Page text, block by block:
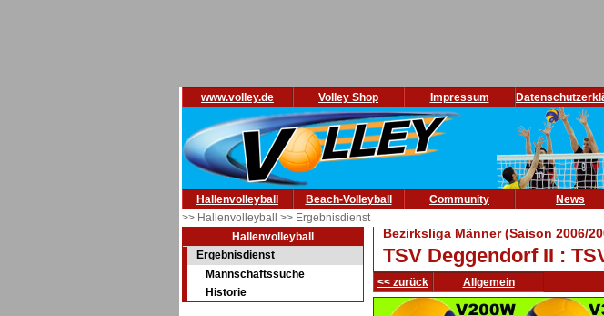
www.volley.de Volley Shop Impressum
Hallenvolleyball Beach-Volleyball Community News
>> Hallenvolleyball >> Ergebnisdienst
Hallenvolleyball
Ergebnisdienst
Mannschaftssuche
Historie
Bezirksliga Männer (Saison 2006/
TSV Deggendorf II :
<< zurück Allgemein